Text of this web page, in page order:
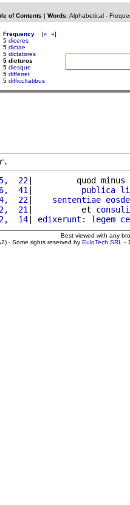
of Contents | Words: Alphabetical-
Frequency [« »]
5 diceres
5 dictae
5 dictatores
5 dicturos
5 diesque
5 differret
5 difficultatibus
22
|         quod minus
41
| publica
22
| sententiae
21
|          et
14
| edixerunt : legem
Best viewed with any
- Some rights reserved by EuloTech SRL -